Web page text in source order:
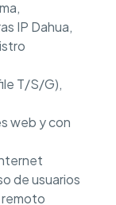
IP Dahua,
T/S/G),
web y con
de usuarios
remoto